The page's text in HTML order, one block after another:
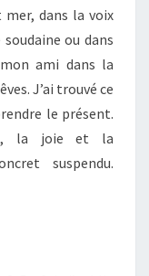
dans la voix
soudaine ou dans
ami dans la
J’ai trouvé ce
le présent.
la joie et la
suspendu.